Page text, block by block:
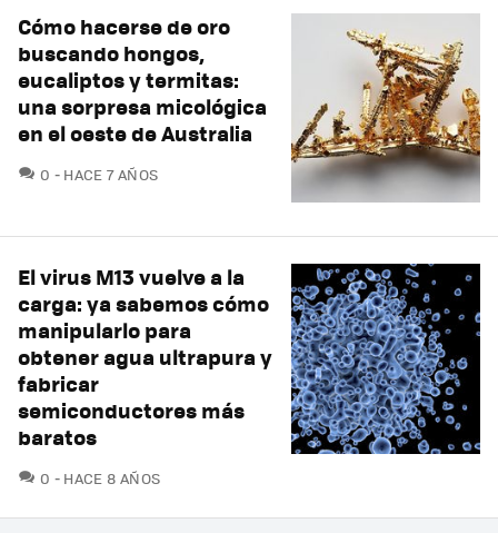
Cómo hacerse de oro
buscando hongos,
eucaliptos y termitas:
una sorpresa micológica
en el oeste de Australia
0 COMENTARIOS
HACE 7 AÑOS
El virus M13 vuelve a la
carga: ya sabemos cómo
manipularlo para
obtener agua ultrapura y
fabricar
semiconductores más
baratos
0 COMENTARIOS
HACE 8 AÑOS